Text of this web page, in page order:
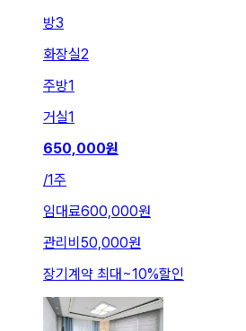
방3
화장실2
주방1
거실1
650,000원
/1주
임대료600,000원
관리비 50,000원
장기계약 최대 ~10%할인